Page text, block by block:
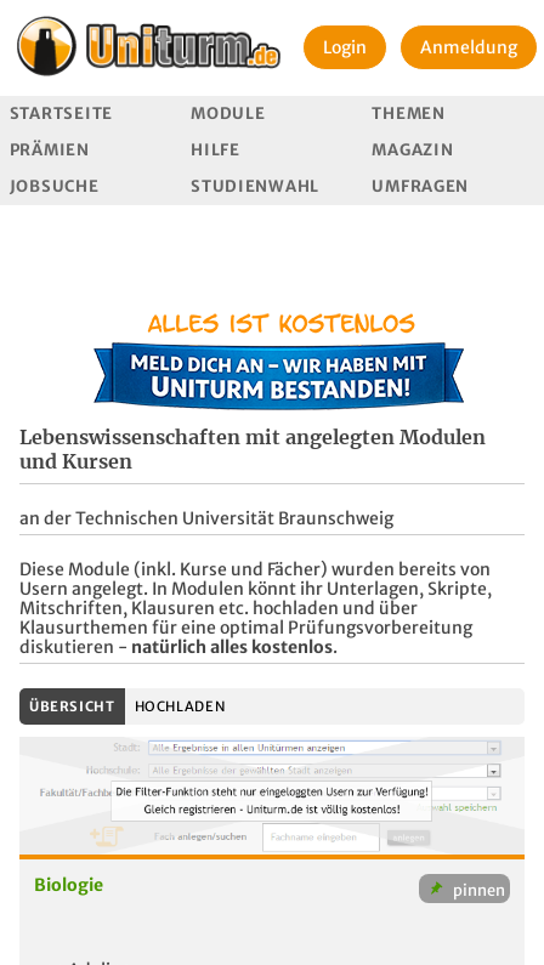
Login Anmeldung
STARTSEITE MODULE
THEMEN
PRÄMIEN
HILFE
MAGAZIN
JOBSUCHE
STUDIENWAHL UMFRAGEN
Lebenswissenschaften mit angelegten Modulen
und Kursen
an der Technischen Universität Braunschweig
Diese Module (inkl. Kurse und Fächer) wurden bereits von
Usern angelegt. In Modulen könnt ihr Unterlagen, Skripte,
Mitschriften, Klausuren etc. hochladen und über
Klausurthemen für eine optimal Prüfungsvorbereitung
diskutieren - natürlich alles kostenlos.
ÜBERSICHT HOCHLADEN
Biologie